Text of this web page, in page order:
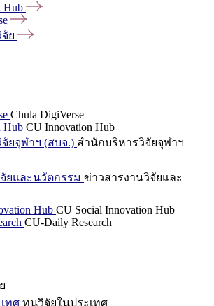
Hub
ย
Chula DigiVerse
Hub CU Innovation Hub
ยจุฬาฯ (สบจ.) สำนักบริหารวิจัยจุฬาฯ
ยและนวัตกรรม ข่าวสารงานวิจัยและ
Hub CU Social Innovation Hub
CU-Daily Research
ทศ ทุนวิจัยในประเทศ